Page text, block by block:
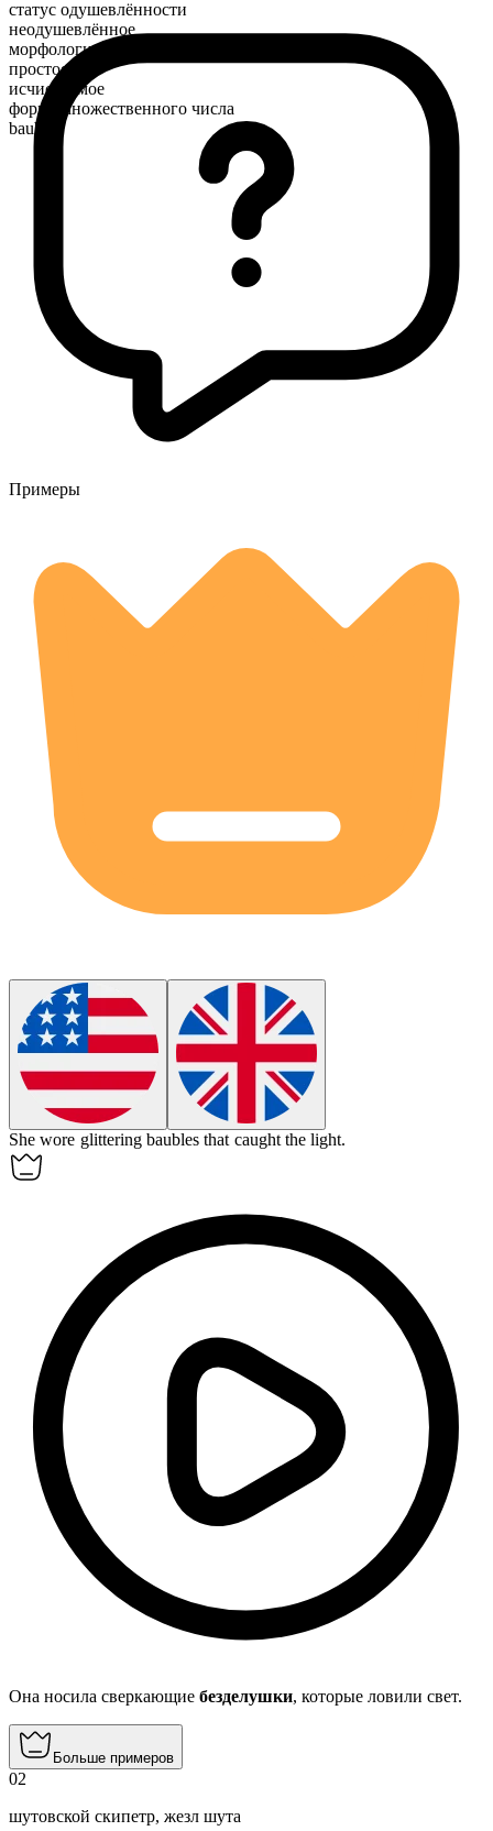
статус одушевлённости
неодушевлённое
морфологический состав
простое
исчисляемое
форма множественного числа
baubles
Примеры
She wore glittering baubles that caught the light.
Она носила сверкающие безделушки, которые ловили свет.
Больше примеров
02
шутовской скипетр, жезл шута